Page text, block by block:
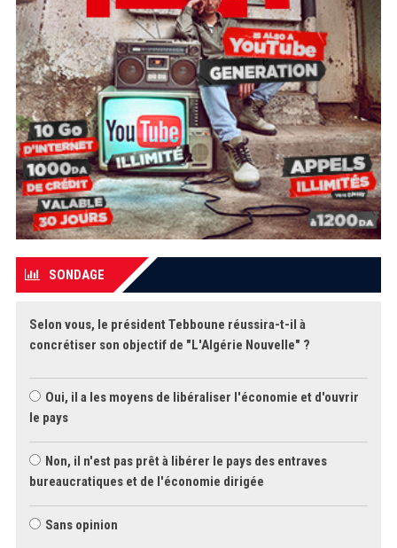
SONDAGE
Selon vous, le président Tebboune réussira-t-il à
concrétiser son objectif de "L'Algérie Nouvelle" ?
Oui, il a les moyens de libéraliser l'économie et d'ouvrir
le pays
Non, il n'est pas prêt à libérer le pays des entraves
bureaucratiques et de l'économie dirigée
Sans opinion